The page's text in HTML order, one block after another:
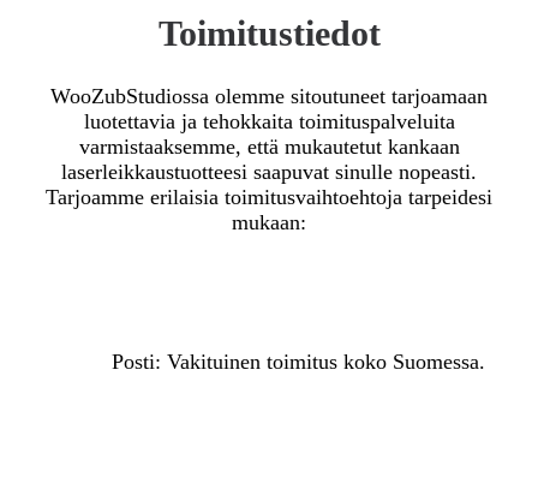
Toimitustiedot
WooZubStudiossa olemme sitoutuneet tarjoamaan
luotettavia ja tehokkaita toimituspalveluita
varmistaaksemme, että mukautetut kankaan
laserleikkaustuotteesi saapuvat sinulle nopeasti.
Tarjoamme erilaisia toimitusvaihtoehtoja tarpeidesi
mukaan:
Posti: Vakituinen toimitus koko Suomessa.